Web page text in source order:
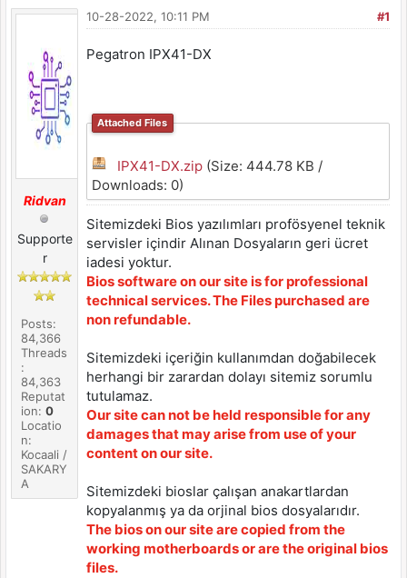
Ridvan
Supporte
r
Posts:
84,366
Threads
:
84,363
Reputat
ion:0
Locatio
n:
Kocaali /
SAKARY
A
#1
10-28-2022, 10:11 PM
Pegatron IPX41-DX
Attached Files
IPX41-DX.zip(Size: 444.78 KB /
Downloads: 0)
Sitemizdeki Bios yazılımları profösyenel teknik
servisler içindir Alınan Dosyaların geri ücret
iadesi yoktur.
Bios software on our site is for professional
technical services. The Files purchased are
non refundable.
Sitemizdeki içeriğin kullanımdan doğabilecek
herhangi bir zarardan dolayı sitemiz sorumlu
tutulamaz.
Our site can not be held responsible for any
damages that may arise from use of your
content on our site.
Sitemizdeki bioslar çalışan anakartlardan
kopyalanmış ya da orjinal bios dosyalarıdır.
The bios on our site are copied from the
working motherboards or are the original bios
files.